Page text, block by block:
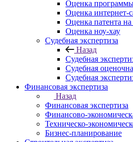
Оценка
Оценка интернет-
Оценка патента на
Оценка ноу-хау
Судебная экспертиза
Назад
Судебная
Судебная
Судебная
Финансовая экспертиза
Назад
Финансовая экспертиза
Финансово-
Техническо-
Бизнес-планирование